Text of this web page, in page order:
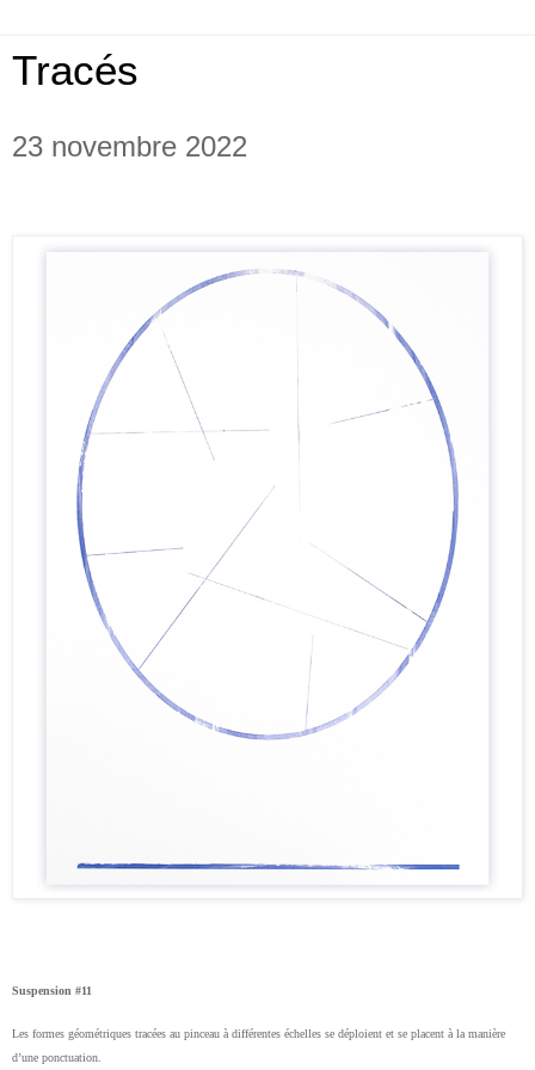
Tracés
23 novembre 2022
Suspension #11
Les formes géométriques tracées au pinceau à différentes échelles se déploient et se placent à la manière
d’une ponctuation.